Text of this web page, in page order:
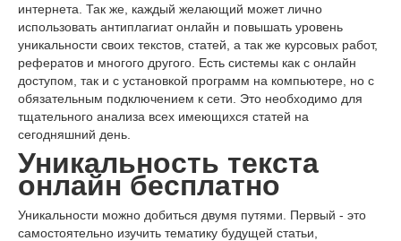
интернета. Так же, каждый желающий может лично
использовать антиплагиат онлайн и повышать уровень
уникальности своих текстов, статей, а так же курсовых работ,
рефератов и многого другого. Есть системы как с онлайн
доступом, так и с установкой программ на компьютере, но с
обязательным подключением к сети. Это необходимо для
тщательного анализа всех имеющихся статей на
сегодняшний день.
Уникальность текста
онлайн бесплатно
Уникальности можно добиться двумя путями. Первый - это
самостоятельно изучить тематику будущей статьи,